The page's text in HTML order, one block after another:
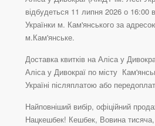
відбудеться 11 липня 2026 о 16:00
Українки м. Кам'янського за
м.Кам'янське.
Доставка квитків на Аліса у
Аліса у Дивокраї по місту
Україні післяплатою або
Найповніший вибір, офіційний
Нацкешбек! Кешбек, Вовина